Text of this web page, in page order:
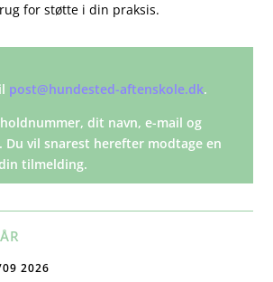
for støtte i din praksis.
post@hundested-aftenskole.dk.
holdnummer, dit navn, e-mail og
vil snarest herefter modtage en
tilmelding.
09 2026